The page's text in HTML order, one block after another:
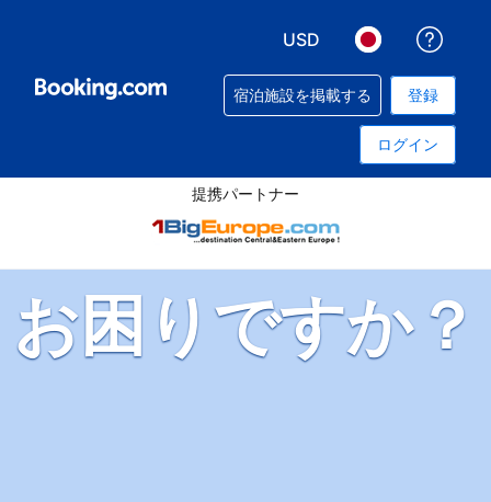
USD
宿泊施設を掲載する 登録
ログイン
提携パートナー
お困りですか？